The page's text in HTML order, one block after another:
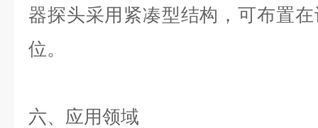
器探头采用紧凑型结构，可布置
位。
六、应用领域